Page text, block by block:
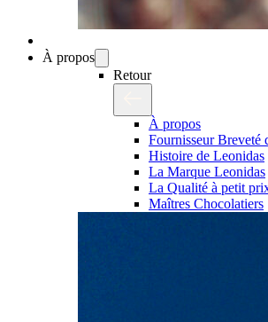
À propos
Retour
À propos
Fournisseur Breveté
Histoire de Leonidas
La Marque Leonidas
La Qualité à petit
Maîtres Chocolatiers